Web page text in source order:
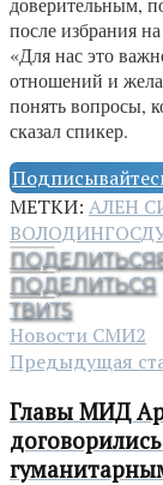
после избрания
«Для нас это
отношений и
понять вопросы,
сказал спикер.
МЕТКИ: АЛЕН
ВОЛОДИН
ПОДЕЛИТЬСЯ
ПОДЕЛИТЬСЯ
ТВИТ5
Новости СМИ2
Предыдущая
Главы МИД